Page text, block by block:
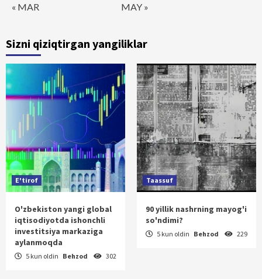
« MAR MAY »
Sizni qiziqtirgan yangiliklar
E'tirof
O'zbekiston yangi global
iqtisodiyotda ishonchli
investitsiya markaziga
aylanmoqda
5 kun oldin Behzod 302
Taassuf
90 yillik nashrning mayog'i
so'ndimi?
5 kun oldin Behzod 229